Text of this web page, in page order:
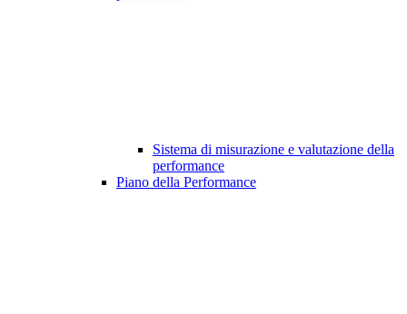
Sistema di misurazione e valutazione della
performance
Piano della Performance